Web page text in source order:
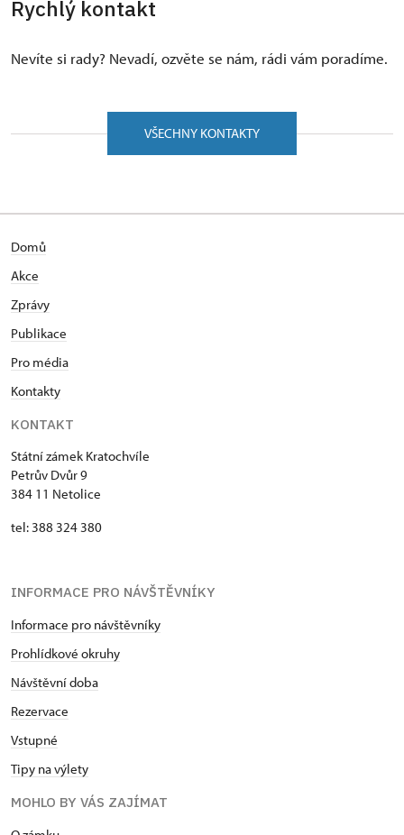
Rychlý kontakt
Nevíte si rady? Nevadí, ozvěte se nám, rádi vám poradíme.
VŠECHNY KONTAKTY
Domů
Akce
Zprávy
Publikace
Pro média
Kontakty
KONTAKT
Státní zámek Kratochvíle
Petrův Dvůr 9
384 11 Netolice
tel: 388 324 380
INFORMACE PRO NÁVŠTĚVNÍKY
Informace pro návštěvníky
Prohlídkové okruhy
Návštěvní doba
Rezervace
Vstupné
Tipy na výlety
MOHLO BY VÁS ZAJÍMAT